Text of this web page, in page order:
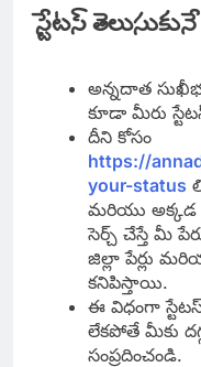
స్టేటస్
అన్నదాత
కూడా మీరు
దీని కోసం
https://
your-status
మరియు అక్కడ
సెర్చ్ చేస్తే మీ
జిల్లా పేర్లు
కనిపిస్తాయి.
ఈ విధంగా స్టేటస్
లేకపోతే మీకు
సంప్రదించండి.